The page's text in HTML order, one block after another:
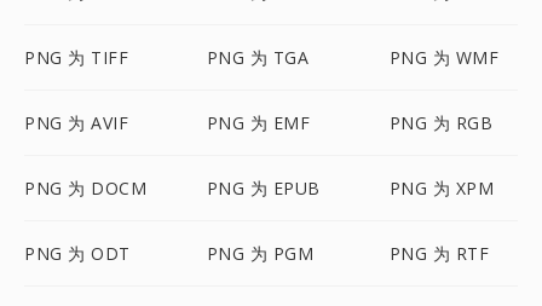
PNG 为 TIFF PNG 为 TGA PNG 为 WMF
PNG 为 AVIF PNG 为 EMF PNG 为 RGB
PNG 为 DOCM PNG 为 EPUB PNG 为 XPM
PNG 为 ODT PNG 为 PGM PNG 为 RTF